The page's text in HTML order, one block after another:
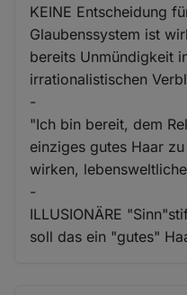
KEINE Entscheidung
Glaubenssystem ist
bereits Unmündigkeit
irrationalistischen
-
"Ich bin bereit, dem
einziges gutes Haar
wirken,
-
ILLUSIONÄRE
soll das ein "gutes"